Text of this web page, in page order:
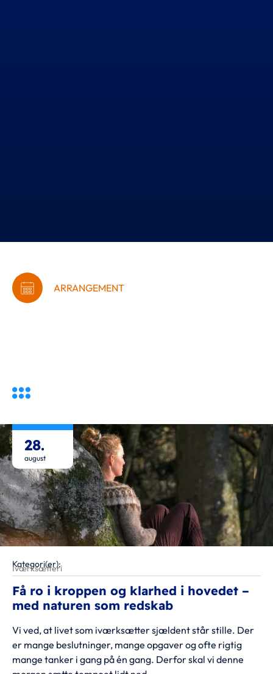
ARRANGEMENT
28.
august
Kategori(er):
Iværksætteri
Få ro i kroppen og klarhed i hovedet –
med naturen som redskab
Vi ved, at livet som iværksætter sjældent står stille. Der
er mange beslutninger, mange opgaver og ofte rigtig
mange tanker i gang på én gang. Derfor skal vi denne